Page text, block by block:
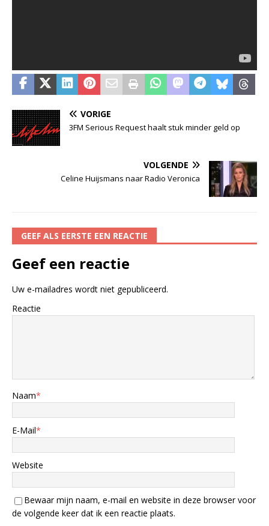
VORIGE
3FM Serious Request haalt stuk minder geld op
VOLGENDE
Celine Huijsmans naar Radio Veronica
GEEF ALS EERSTE EEN REACTIE
Geef een reactie
Uw e-mailadres wordt niet gepubliceerd.
Reactie
Naam*
E-Mail*
Website
Bewaar mijn naam, e-mail en website in deze browser voor
de volgende keer dat ik een reactie plaats.